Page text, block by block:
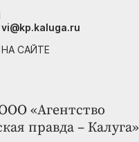
«Агентство
правда – Калуга»
САЙТЕ